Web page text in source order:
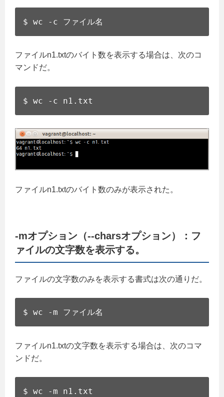
$ wc -c ファイル名
ファイルn1.txtのバイト数を表示する場合は、次のコ
マンドだ。
$ wc -c n1.txt
ファイルn1.txtのバイト数のみが表示された。
-mオプション（--charsオプション）：フ
ァイルの文字数を表示する。
ファイルの文字数のみを表示する書式は次の通りだ。
$ wc -m ファイル名
ファイルn1.txtの文字数を表示する場合は、次のコマ
ンドだ。
$ wc -m n1.txt